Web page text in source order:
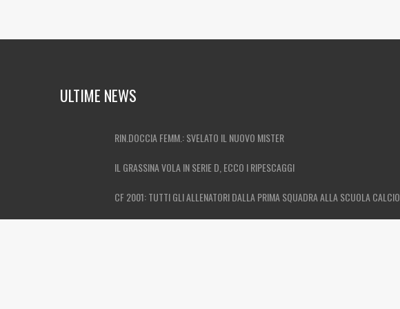
ULTIME NEWS
RIN.DOCCIA FEMM.: SVELATO IL NUOVO MISTER
IL GRASSINA VOLA IN SERIE D, ECCO I RIPESCAGGI
CF 2001: TUTTI GLI ALLENATORI DALLA PRIMA SQUADRA ALLA SCUOLA CALCIO